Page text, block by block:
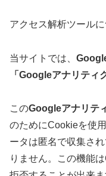
アクセス解析ツール
当サイトでは、
「Googleアナリティ
このGoogleアナリテ
のためにCookieを使
ータは匿名で収集さ
りません。この機能